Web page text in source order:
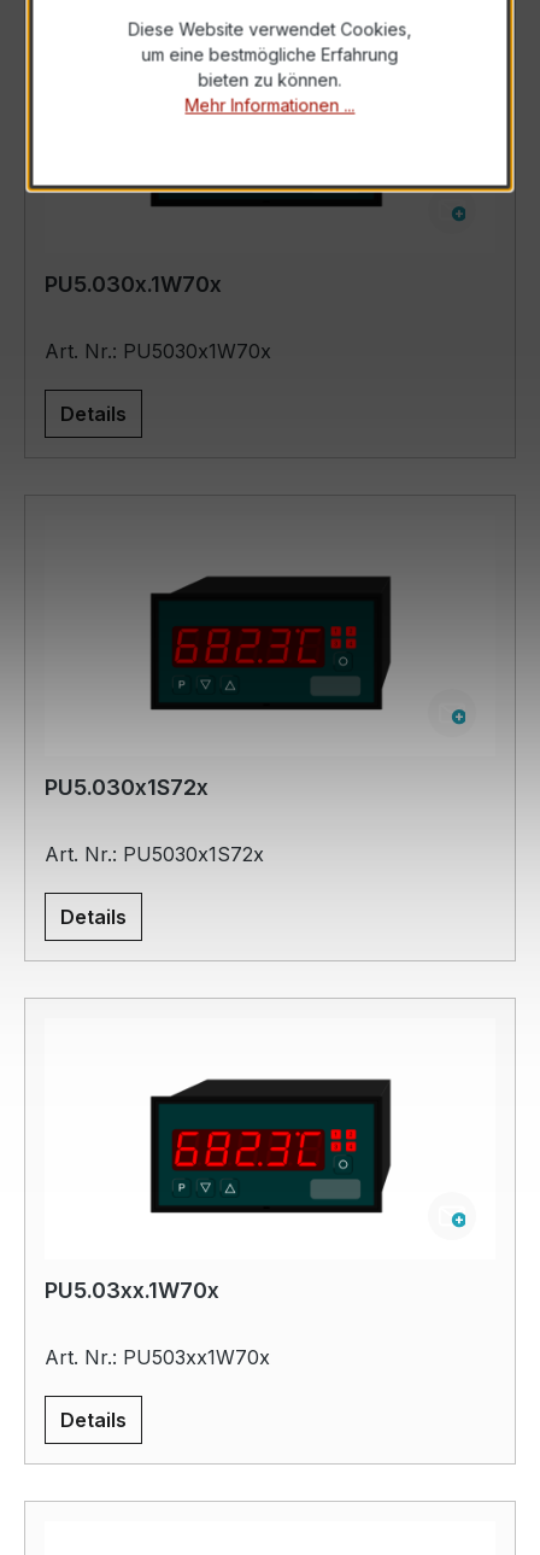
PU5.030x.1W70x
Art. Nr.: PU5030x1W70x
Details
PU5.030x1S72x
Art. Nr.: PU5030x1S72x
Details
PU5.03xx.1W70x
Art. Nr.: PU503xx1W70x
Details
Diese Website verwendet Cookies,
um eine bestmögliche Erfahrung
bieten zu können.
Mehr Informationen ...